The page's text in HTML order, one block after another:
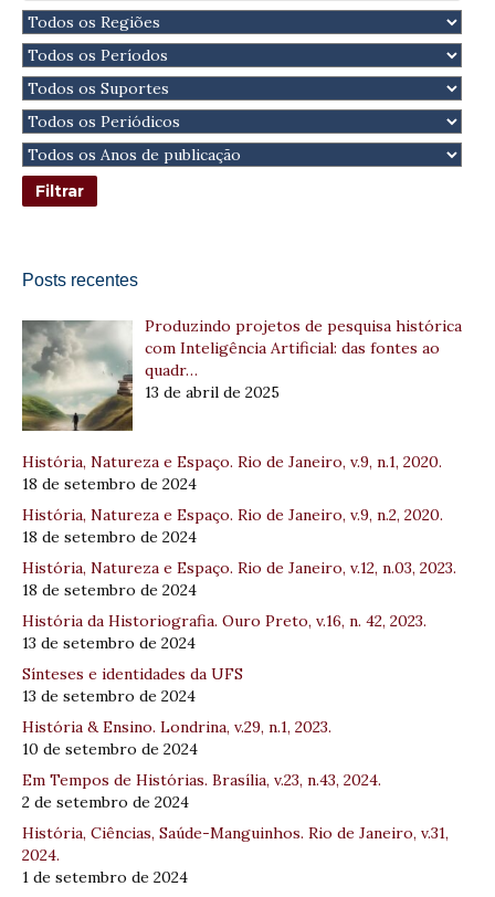
Posts recentes
Produzindo projetos de pesquisa histórica
com Inteligência Artificial: das fontes ao
quadr…
13 de abril de 2025
História, Natureza e Espaço. Rio de Janeiro, v.9, n.1, 2020.
18 de setembro de 2024
História, Natureza e Espaço. Rio de Janeiro, v.9, n.2, 2020.
18 de setembro de 2024
História, Natureza e Espaço. Rio de Janeiro, v.12, n.03, 2023.
18 de setembro de 2024
História da Historiografia. Ouro Preto, v.16, n. 42, 2023.
13 de setembro de 2024
Sínteses e identidades da UFS
13 de setembro de 2024
História & Ensino. Londrina, v.29, n.1, 2023.
10 de setembro de 2024
Em Tempos de Histórias. Brasília, v.23, n.43, 2024.
2 de setembro de 2024
História, Ciências, Saúde-Manguinhos. Rio de Janeiro, v.31,
2024.
1 de setembro de 2024